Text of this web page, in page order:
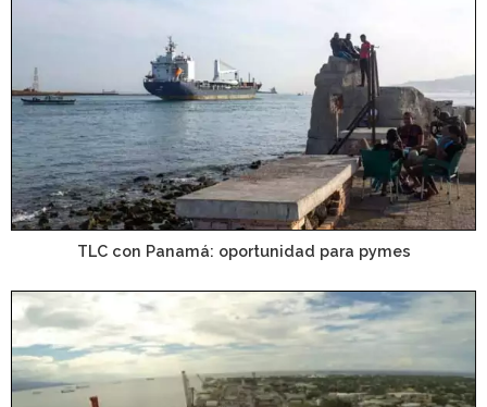
TLC con Panamá: oportunidad para pymes